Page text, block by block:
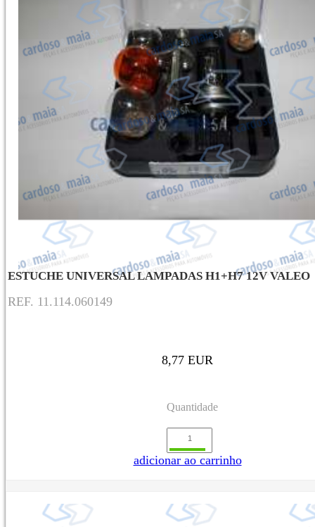
ESTUCHE UNIVERSAL LAMPADAS H1+H7 12V VALEO
REF. 11.114.060149
8,77 EUR
Quantidade
adicionar ao carrinho